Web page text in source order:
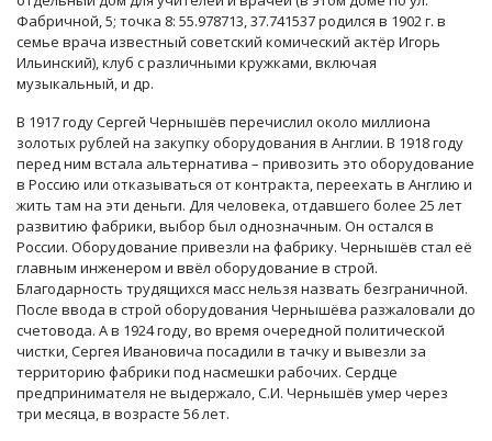
Фабричной, 5; точка 8: 55.978713, 37.741537 родился в 1902 г. в
семье врача известный советский комический актёр Игорь
Ильинский), клуб с различными кружками, включая
музыкальный, и др.
В 1917 году Сергей Чернышёв перечислил около миллиона
золотых рублей на закупку оборудования в Англии. В 1918 году
перед ним встала альтернатива – привозить это оборудование
в Россию или отказываться от контракта, переехать в Англию и
жить там на эти деньги. Для человека, отдавшего более 25 лет
развитию фабрики, выбор был однозначным. Он остался в
России. Оборудование привезли на фабрику. Чернышёв стал её
главным инженером и ввёл оборудование в строй.
Благодарность трудящихся масс нельзя назвать безграничной.
После ввода в строй оборудования Чернышёва разжаловали до
счетовода. А в 1924 году, во время очередной политической
чистки, Сергея Ивановича посадили в тачку и вывезли за
территорию фабрики под насмешки рабочих. Сердце
предпринимателя не выдержало, С.И. Чернышёв умер через
три месяца, в возрасте 56 лет.